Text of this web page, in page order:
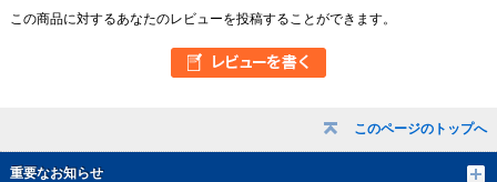
このページのトップへ
重要なお知らせ
この商品に対するあなたのレビューを投稿することができます。